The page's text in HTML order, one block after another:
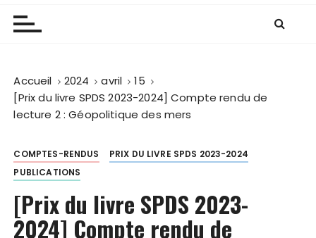
Accueil 2024 avril
15
[Prix du livre SPDS 2023-2024] Compte rendu de
lecture 2 : Géopolitique des mers
COMPTES-RENDUS
PRIX DU LIVRE SPDS 2023-2024
PUBLICATIONS
[Prix du livre SPDS 2023-
2024] Compte rendu de